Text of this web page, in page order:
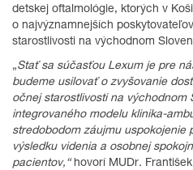
detskej oftalmológie, ktorých v
o najvýznamnejších
starostlivosti na východnom
„Stať sa súčasťou Lexum je pre
budeme usilovať o zvyšovanie
očnej starostlivosti na východnom
integrovaného modelu klinika-
stredobodom záujmu uspokojenie
výsledku videnia a osobnej
pacientov,“hovorí MUDr.